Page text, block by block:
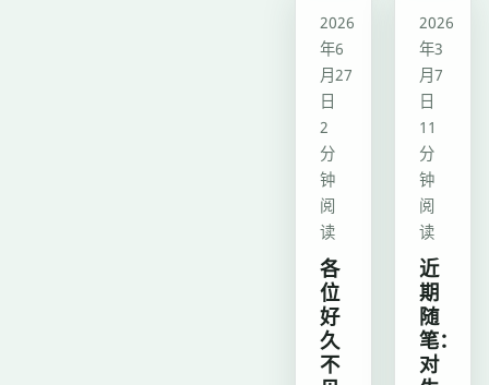
Github
账
号
友
链
自
助
申
请
功
能
开
发，
Hexo
迁
移
至
Astro
自
建
定
制
主
题！
搭
博客
2026
年6
月27
日
2
分
钟
阅
读
各
位
好
久
不
博客
2026
年3
月7
日
11
分
钟
阅
读
近
期
随
笔：
对